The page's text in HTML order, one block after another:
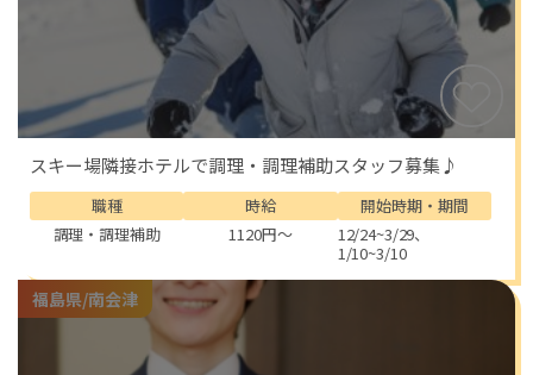
スキー場隣接ホテルで調理・調理補助スタッフ募集♪
職種
調理・調理補助
時給
1120円～
開始時期・期間
12/24~3/29、
1/10~3/10
福島県/南会津